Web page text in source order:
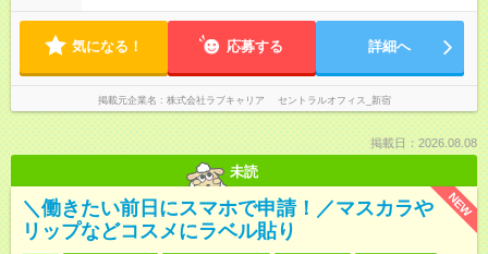
気になる！ 応募する 詳細へ
掲載元企業名 株式会社ラブキャリア セントラルオフィス_新宿
掲載日：2026.08.08
未読
NEW
＼働きたい前日にスマホで申請！／マスカラや
リップなどコスメにラベル貼り